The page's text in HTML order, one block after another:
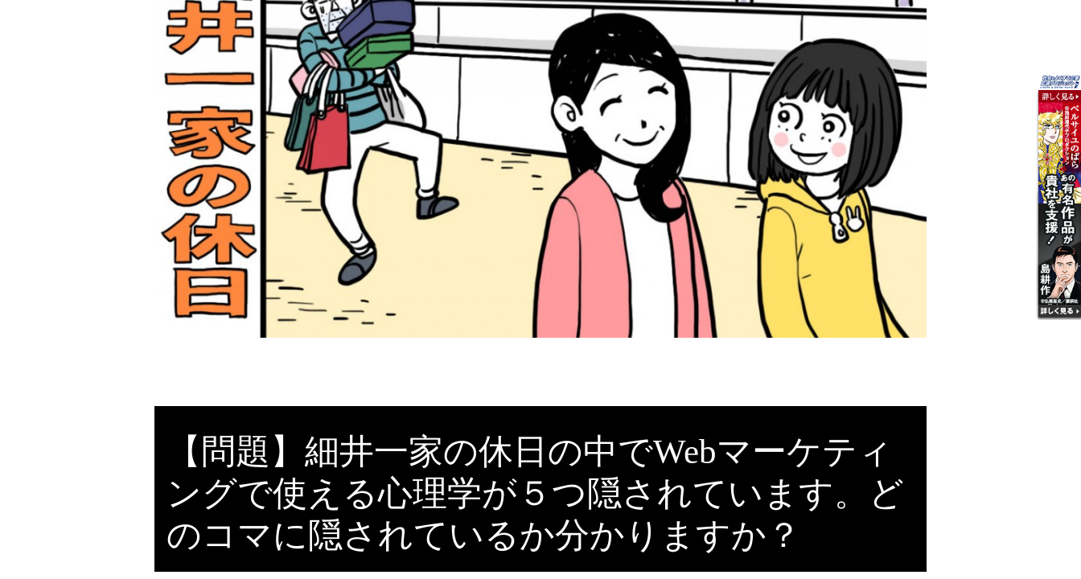
【問題】細井一家の休日の中でWebマーケティ
ングで使える心理学が５つ隠されています。ど
のコマに隠されているか分かりますか？